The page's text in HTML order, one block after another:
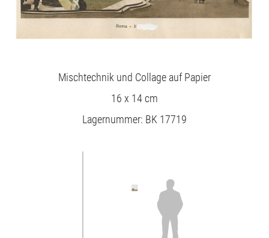
Mischtechnik und Collage auf Papier
16 x 14 cm
Lagernummer: BK 17719